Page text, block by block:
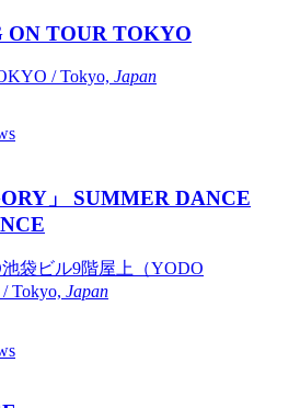
ON TOUR TOKYO
/ Tokyo, Japan
」 SUMMER DANCE
袋ビル9階屋上（YODO
Tokyo, Japan